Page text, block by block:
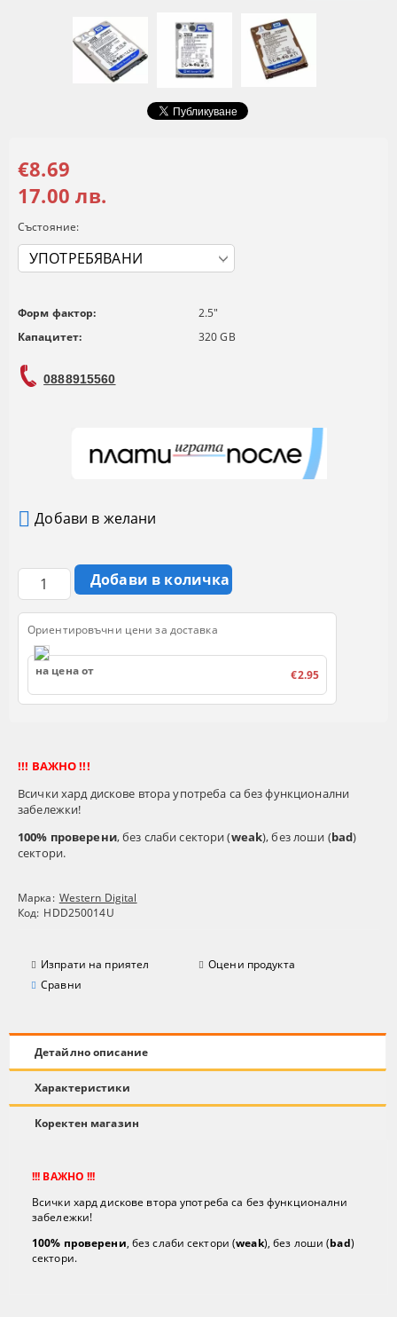
!!! ВАЖНО !!!
Всички хард дискове втора употреба са без функционални
забележки!
100% проверени, без слаби сектори (weak), без лоши (bad)
сектори.
Марка: Western Digital
Код: HDD250014U
Изпрати на приятел
Оцени продукта
Сравни
€8.69
17.00 лв.
Състояние:
Форм фактор:
2.5"
Капацитет:
320 GB
0888915560
Добави в желани
Ориентировъчни цени за доставка
на цена от €2.95
Детайлно описание
Характеристики
Коректен магазин
!!! ВАЖНО !!!
Всички хард дискове втора употреба са без функционални
забележки!
100% проверени, без слаби сектори (weak), без лоши (bad)
сектори.